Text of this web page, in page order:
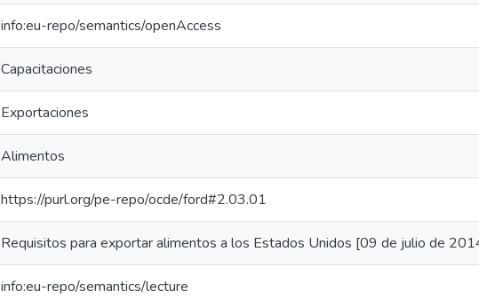
info:eu-repo/semantics/openAccess
Capacitaciones
Exportaciones
Alimentos
https://purl.org/pe-repo/ocde/ford#2.03.01
Requisitos para exportar alimentos a los Estados Unidos [09 de julio de
info:eu-repo/semantics/lecture